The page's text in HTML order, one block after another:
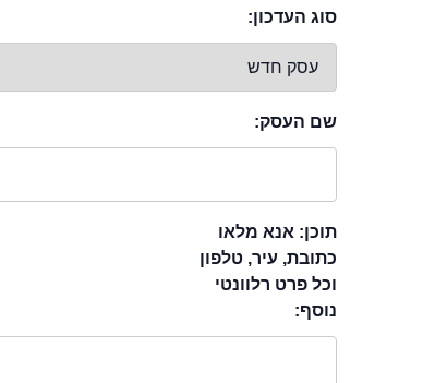
סוג העדכון:
שם העסק:
תוכן: אנא מלאו
כתובת, עיר, טלפון
וכל פרט רלוונטי
נוסף: